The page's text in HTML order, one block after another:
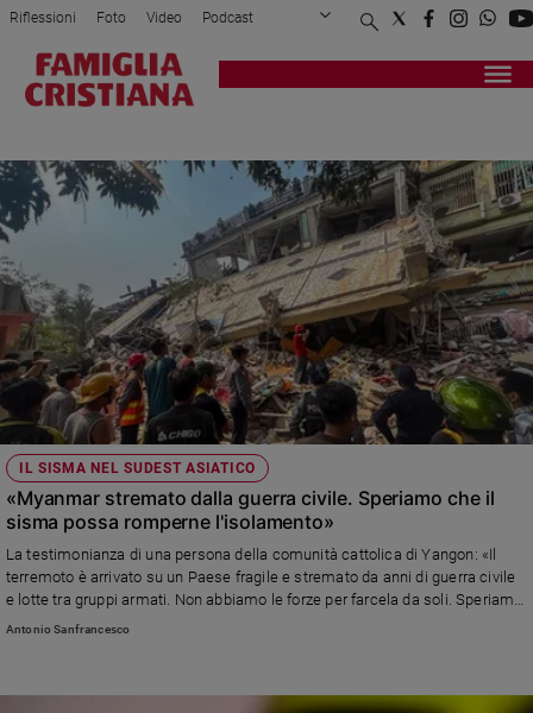
Attualità
Politica
Mondo
Legalità
e
giustizia
Sport
Interviste
Papa
Papa
Chiesa
Chiesa
Fede
Riflessioni Foto Video Podcast
Privacy Policy Chi siamo
Registrati Redazione
IL SISMA NEL SUDEST ASIATICO
«Myanmar stremato dalla guerra civile. Speriamo che il
sisma possa romperne l'isolamento»
La testimonianza di una persona della comunità cattolica di Yangon: «Il
terremoto è arrivato su un Paese fragile e stremato da anni di guerra civile
e lotte tra gruppi armati. Non abbiamo le forze per farcela da soli. Speriamo
che la solidarietà internazionale aiuti a ristabilire relazioni diplomatiche».
Antonio Sanfrancesco